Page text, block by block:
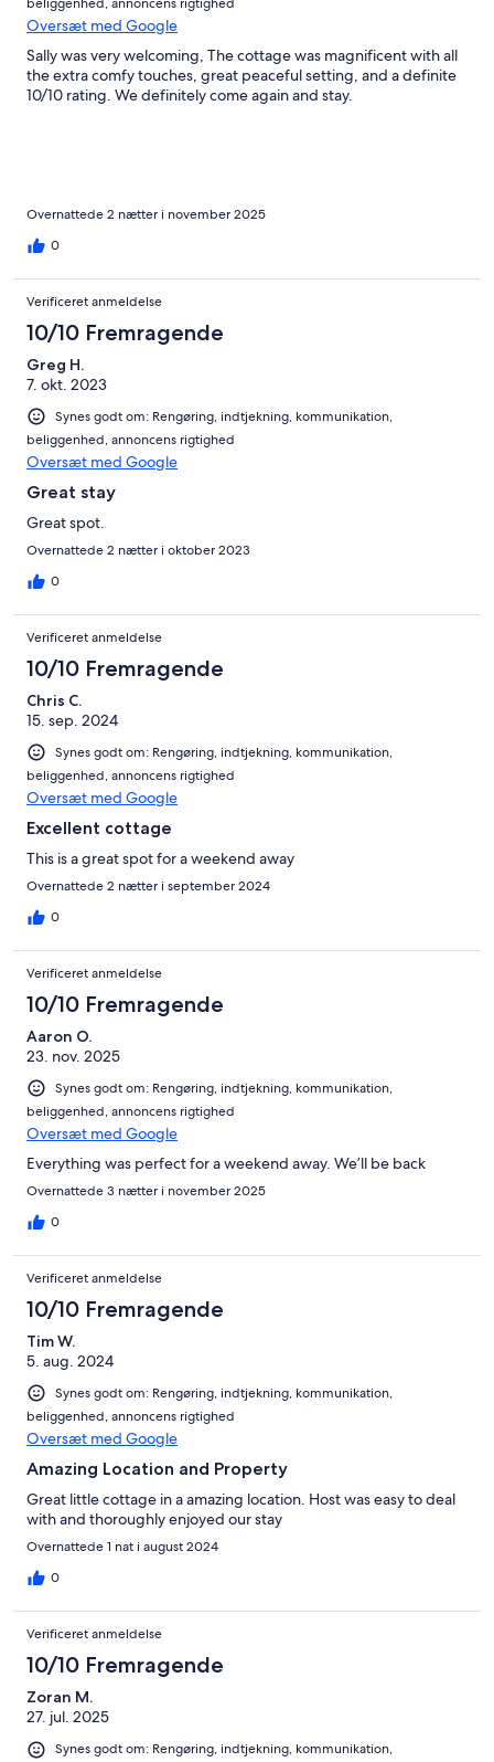
Oversæt med Google
Sally was very welcoming, The cottage was magnificent with all
the extra comfy touches, great peaceful setting, and a definite
10/10 rating. We definitely come again and stay.
Overnattede 2 nætter i november 2025
0
Verificeret anmeldelse
10/10 Fremragende
Greg H.
7. okt. 2023
Synes godt om: Rengøring, indtjekning, kommunikation,
beliggenhed, annoncens rigtighed
Oversæt med Google
Great stay
Great spot.
Overnattede 2 nætter i oktober 2023
0
Verificeret anmeldelse
10/10 Fremragende
Chris C.
15. sep. 2024
Synes godt om: Rengøring, indtjekning, kommunikation,
beliggenhed, annoncens rigtighed
Oversæt med Google
Excellent cottage
This is a great spot for a weekend away
Overnattede 2 nætter i september 2024
0
Verificeret anmeldelse
10/10 Fremragende
Aaron O.
23. nov. 2025
Synes godt om: Rengøring, indtjekning, kommunikation,
beliggenhed, annoncens rigtighed
Oversæt med Google
Everything was perfect for a weekend away. We’ll be back
Overnattede 3 nætter i november 2025
0
Verificeret anmeldelse
10/10 Fremragende
Tim W.
5. aug. 2024
Synes godt om: Rengøring, indtjekning, kommunikation,
beliggenhed, annoncens rigtighed
Oversæt med Google
Amazing Location and Property
Great little cottage in a amazing location. Host was easy to deal
with and thoroughly enjoyed our stay
Overnattede 1 nat i august 2024
0
Verificeret anmeldelse
10/10 Fremragende
Zoran M.
27. jul. 2025
Synes godt om: Rengøring, indtjekning, kommunikation,